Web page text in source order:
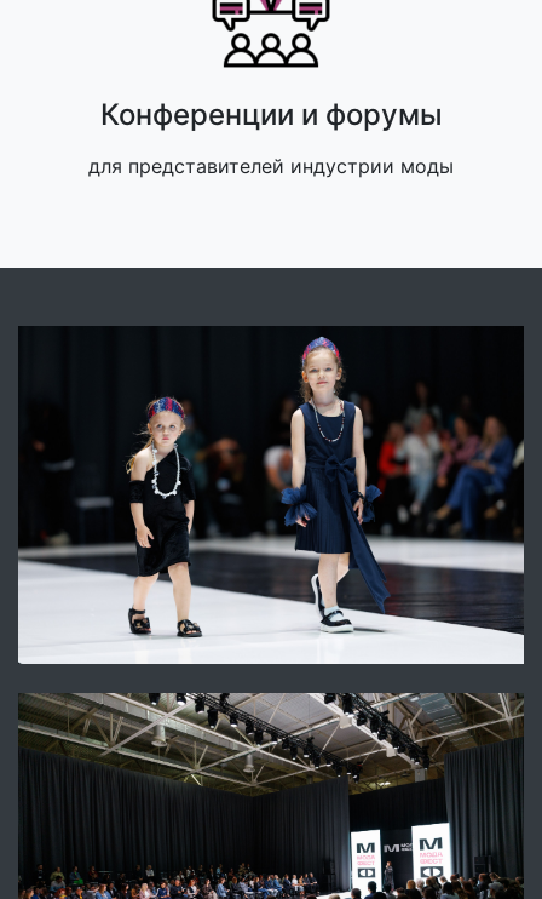
Конференции и форумы
для представителей индустрии моды